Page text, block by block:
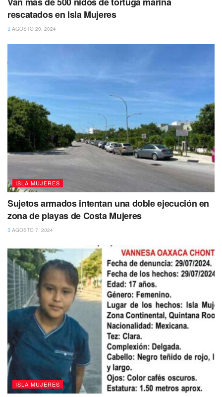
Tags: Fernanda Cayetana Isla Mujeres Marco Cahuich
rescatados en Isla Mujeres
AGOSTO 20, 2024
ISLA MUJERES
Sujetos armados intentan una doble ejecución en
zona de playas de Costa Mujeres
AGOSTO 7, 2024
ISLA MUJERES